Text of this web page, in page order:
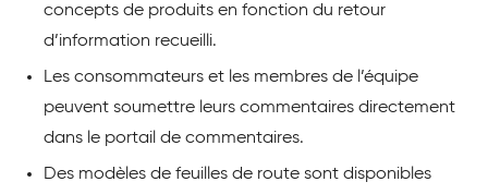
concepts de produits en fonction du retour
d’information recueilli.
Les consommateurs et les membres de l’équipe
peuvent soumettre leurs commentaires directement
dans le portail de commentaires.
Des modèles de feuilles de route sont disponibles